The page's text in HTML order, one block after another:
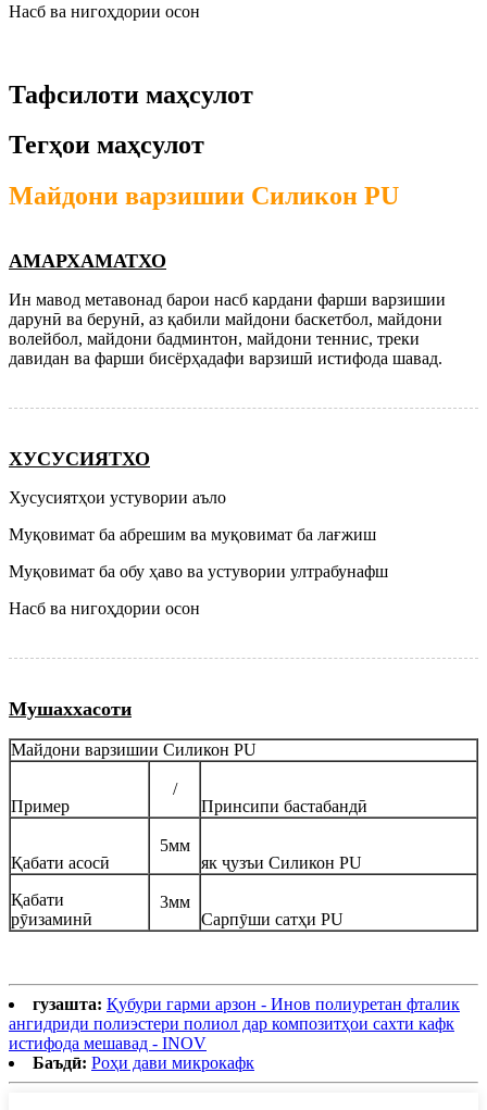
Насб ва нигоҳдории осон
Тафсилоти маҳсулот
Тегҳои маҳсулот
Майдони варзишии Силикон PU
AМАРХАМАТХО
Ин мавод метавонад барои насб кардани фарши варзишии
дарунӣ ва берунӣ, аз қабили майдони баскетбол, майдони
волейбол, майдони бадминтон, майдони теннис, треки
давидан ва фарши бисёрҳадафи варзишӣ истифода шавад.
ХУСУСИЯТХО
Хусусиятҳои устувории аъло
Муқовимат ба абрешим ва муқовимат ба лағжиш
Муқовимат ба обу ҳаво ва устувории ултрабунафш
Насб ва нигоҳдории осон
Мушаххасоти
Майдони варзишии Силикон PU
Пример
/
Принсипи бастабандӣ
Қабати асосӣ
5мм
як ҷузъи Силикон PU
Қабати
рӯизаминӣ
3мм
Сарпӯши сатҳи PU
гузашта: Қубури гарми арзон - Инов полиуретан фталик
ангидриди полиэстери полиол дар композитҳои сахти кафк
истифода мешавад - INOV
Баъдӣ: Роҳи дави микрокафк